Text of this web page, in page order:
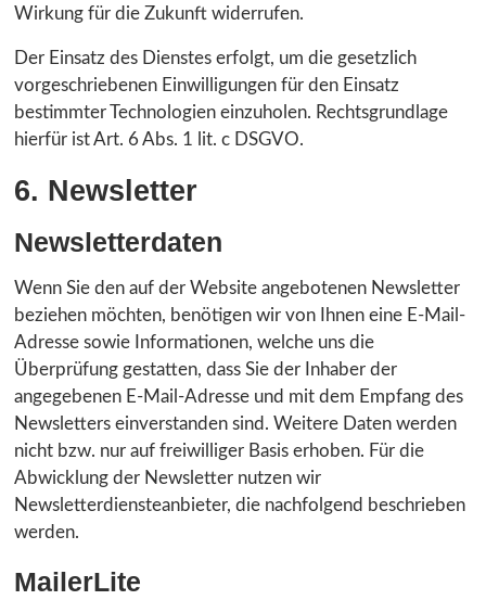
Wirkung für die Zukunft widerrufen.
Der Einsatz des Dienstes erfolgt, um die gesetzlich
vorgeschriebenen Einwilligungen für den Einsatz
bestimmter Technologien einzuholen. Rechtsgrundlage
hierfür ist Art. 6 Abs. 1 lit. c DSGVO.
6. Newsletter
Newsletter­daten
Wenn Sie den auf der Website angebotenen Newsletter
beziehen möchten, benötigen wir von Ihnen eine E-Mail-
Adresse sowie Informationen, welche uns die
Überprüfung gestatten, dass Sie der Inhaber der
angegebenen E-Mail-Adresse und mit dem Empfang des
Newsletters einverstanden sind. Weitere Daten werden
nicht bzw. nur auf freiwilliger Basis erhoben. Für die
Abwicklung der Newsletter nutzen wir
Newsletterdiensteanbieter, die nachfolgend beschrieben
werden.
MailerLite